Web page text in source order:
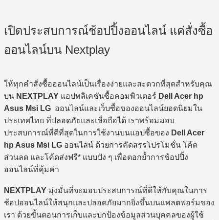
เปิดประสบการณ์ช้อปปิ้งออนไลน์ แค่สั่งซื้อ
ออนไลน์บน Nextplay
ให้ทุกคำสั่งซื้อออนไลน์เป็นเรื่องง่ายและสะดวกที่สุดสำหรับคุณ
บน NEXTPLAY แอปพลิเคชันซื้อคอมพิวเตอร์ Dell Acer hp
Asus Msi LG ออนไลน์และเว็บซื้อของออนไลน์ยอดนิยมใน
ประเทศไทย ที่ปลอดภัยและเชื่อถือได้ เราพร้อมมอบ
ประสบการณ์ที่ดีที่สุดในการใช้งานบนแอปซื้อของ Dell Acer
hp Asus Msi LG ออนไลน์ ด้วยการคัดสรรโปรโมชั่น โค้ด
ส่วนลด และโค้ดส่งฟรี* แบบปัง ๆ เพื่อตอกย้ำการช้อปปิ้ง
ออนไลน์ที่คุ้มค่า
NEXTPLAY มุ่งมั่นที่จะมอบประสบการณ์ที่ดีให้กับคุณในการ
ช้อปออนไลน์ให้สนุกและปลอดภัยมากยิ่งขึ้นบนแพลตฟอร์มของ
เรา ด้วยขั้นตอนการเก็บและปกป้องข้อมูลส่วนบุคคลของผู้ใช้